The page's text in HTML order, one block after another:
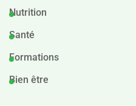
Nutrition
Santé
Formations
Bien être